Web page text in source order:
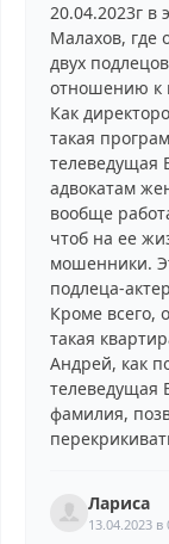
20.04.2023г в
Малахов, где
двух
отношению к
Как
такая
телеведущая
адвокатам
вообще
чтоб на ее
мошенники.
подлеца-
Кроме всего,
такая
Андрей, как
телеведущая
фамилия,
Лариса
13.04.2023 в